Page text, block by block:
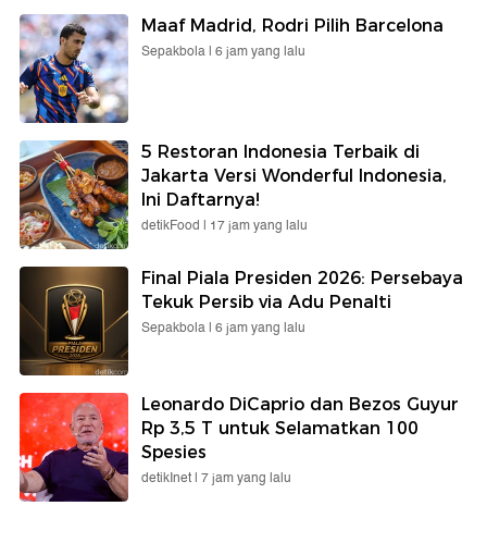
Maaf Madrid, Rodri Pilih Barcelona
Sepakbola | 6 jam yang lalu
5 Restoran Indonesia Terbaik di
Jakarta Versi Wonderful Indonesia,
Ini Daftarnya!
detikFood | 17 jam yang lalu
Final Piala Presiden 2026: Persebaya
Tekuk Persib via Adu Penalti
Sepakbola | 6 jam yang lalu
Leonardo DiCaprio dan Bezos Guyur
Rp 3,5 T untuk Selamatkan 100
Spesies
detikInet | 7 jam yang lalu